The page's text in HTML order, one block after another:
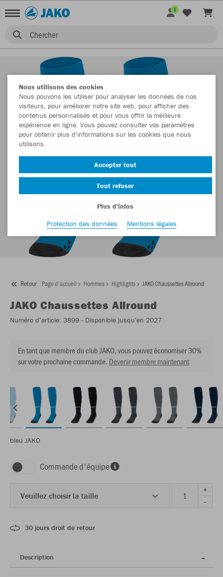
Chercher
1
Retour Page d'accueil Hommes Highlights JAKO Chaussettes Allround
JAKO Chaussettes Allround
Numéro d’article: 3899 - Disponible jusqu'en 2027
En tant que membre du club JAKO, vous pouvez économiser 30%
sur votre prochaine commande. Devenir membre maintenant
bleu JAKO
Commande d'équipe
Veuillez choisir la taille
+
-
30 jours droit de retour
Description
Nous utilisons des cookies
Nous pouvons les utiliser pour analyser les données de nos
visiteurs, pour améliorer notre site web, pour afficher des
contenus personnalisés et pour vous offrir la meilleure
expérience en ligne. Vous pouvez consulter vos paramètres
pour obtenir plus d'informations sur les cookies que nous
utilisons.
Accepter tout
Tout refuser
Plus d'infos
Protection des données
Mentions légales